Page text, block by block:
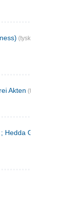
(tysk)
Akten (tysk)
Gabler